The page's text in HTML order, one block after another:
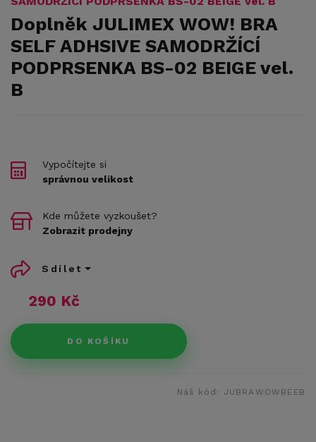
Doplněk JULIMEX WOW! BRA
SELF ADHSIVE SAMODRŽÍCÍ
PODPRSENKA BS-02 BEIGE vel.
B
290 Kč
DO KOŠÍKU
Vypočítejte si
správnou velikost
Kde můžete vyzkoušet?
Zobrazit prodejny
Sdílet
Náš kód: JUBRAWOWBEEB